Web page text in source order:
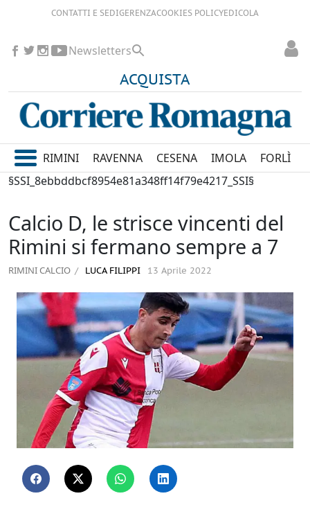
CONTATTI E SEDIGERENZACOOKIES POLICYEDICOLA
ACQUISTA
Newsletters
RIMINI RAVENNA CESENA IMOLA FORLÌ
§SSI_8ebbddbcf8954e81a348ff14f79e4217_SSI§
Calcio D, le strisce vincenti del
Rimini si fermano sempre a 7
RIMINI CALCIO LUCA FILIPPI 13 Aprile 2022